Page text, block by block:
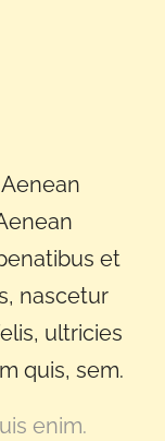
et
nascetur
ultricies
quis, sem.
enim.